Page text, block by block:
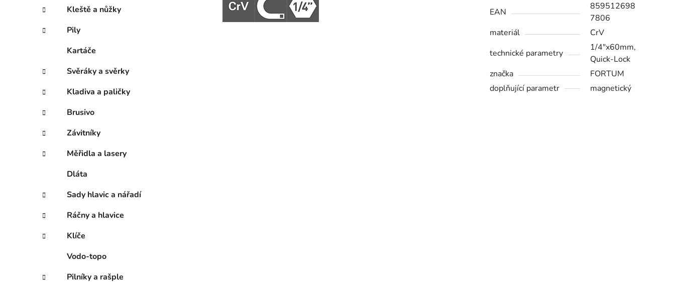
Kleště a nůžky
Pily
Kartáče
Svěráky a svěrky
Kladiva a paličky
Brusivo
Závitníky
Měřidla a lasery
Dláta
Sady hlavic a nářadí
Ráčny a hlavice
Klíče
Vodo-topo
Pilníky a rašple
EAN
859512698
7806
materiál
CrV
technické parametry
1/4"x60mm,
Quick-Lock
značka
FORTUM
doplňující parametr
magnetický